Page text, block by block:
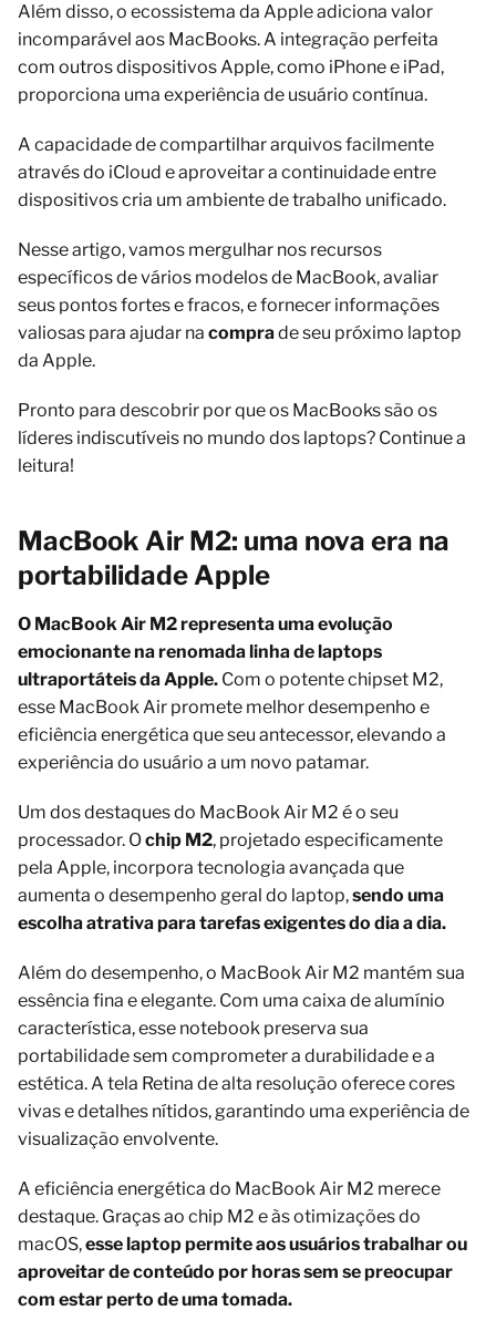
Além disso, o ecossistema da Apple adiciona valor
incomparável aos MacBooks. A integração perfeita
com outros dispositivos Apple, como iPhone e iPad,
proporciona uma experiência de usuário contínua.
A capacidade de compartilhar arquivos facilmente
através do iCloud e aproveitar a continuidade entre
dispositivos cria um ambiente de trabalho unificado.
Nesse artigo, vamos mergulhar nos recursos
específicos de vários modelos de MacBook, avaliar
seus pontos fortes e fracos, e fornecer informações
valiosas para ajudar na comprade seu próximo laptop
da Apple.
Pronto para descobrir por que os MacBooks são os
líderes indiscutíveis no mundo dos laptops? Continue a
leitura!
MacBook Air M2: uma nova era na
portabilidade Apple
O MacBook Air M2 representa uma evolução
emocionante na renomada linha de laptops
ultraportáteis da Apple. Com o potente chipset M2,
esse MacBook Air promete melhor desempenho e
eficiência energética que seu antecessor, elevando a
experiência do usuário a um novo patamar.
Um dos destaques do MacBook Air M2 é o seu
processador. Ochip M2, projetado especificamente
pela Apple, incorpora tecnologia avançada que
aumenta o desempenho geral do laptop,sendo uma
escolha atrativa para tarefas exigentes do dia a dia.
Além do desempenho, o MacBook Air M2 mantém sua
essência fina e elegante. Com uma caixa de alumínio
característica, esse notebook preserva sua
portabilidade sem comprometer a durabilidade e a
estética. A tela Retina de alta resolução oferece cores
vivas e detalhes nítidos, garantindo uma experiência de
visualização envolvente.
A eficiência energética do MacBook Air M2 merece
destaque. Graças ao chip M2 e às otimizações do
macOS,esse laptop permite aos usuários trabalhar ou
aproveitar de conteúdo por horas sem se preocupar
com estar perto de uma tomada.